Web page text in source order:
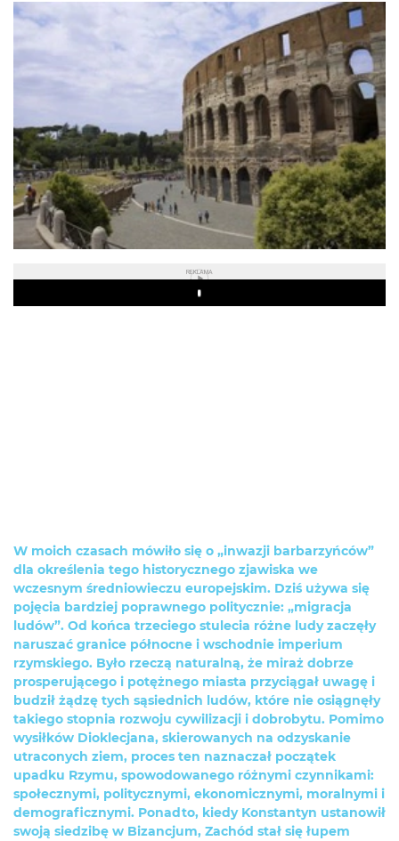
REKLAMA
Play
W moich czasach mówiło się o „inwazji barbarzyńców”
dla określenia tego historycznego zjawiska we
wczesnym średniowieczu europejskim. Dziś używa się
pojęcia bardziej poprawnego politycznie: „migracja
ludów”. Od końca trzeciego stulecia różne ludy zaczęły
naruszać granice północne i wschodnie imperium
rzymskiego. Było rzeczą naturalną, że miraż dobrze
prosperującego i potężnego miasta przyciągał uwagę i
budził żądzę tych sąsiednich ludów, które nie osiągnęły
takiego stopnia rozwoju cywilizacji i dobrobytu. Pomimo
wysiłków Dioklecjana, skierowanych na odzyskanie
utraconych ziem, proces ten naznaczał początek
upadku Rzymu, spowodowanego różnymi czynnikami:
społecznymi, politycznymi, ekonomicznymi, moralnymi i
demograficznymi. Ponadto, kiedy Konstantyn ustanowił
swoją siedzibę w Bizancjum, Zachód stał się łupem